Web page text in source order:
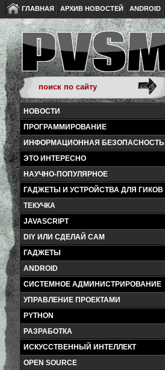
ГЛАВНАЯ АРХИВ НОВОСТЕЙ ANDROID
НОВОСТИ
ПРОГРАММИРОВАНИЕ
ИНФОРМАЦИОННАЯ БЕЗОПАСНОСТЬ
ЭТО ИНТЕРЕСНО
НАУЧНО-ПОПУЛЯРНОЕ
ГАДЖЕТЫ И УСТРОЙСТВА ДЛЯ ГИКОВ
ТЕКУЧКА
JAVASCRIPT
DIY ИЛИ СДЕЛАЙ САМ
ГАДЖЕТЫ
ANDROID
СИСТЕМНОЕ АДМИНИСТРИРОВАНИЕ
УПРАВЛЕНИЕ ПРОЕКТАМИ
PYTHON
РАЗРАБОТКА
ИСКУССТВЕННЫЙ ИНТЕЛЛЕКТ
OPEN SOURCE